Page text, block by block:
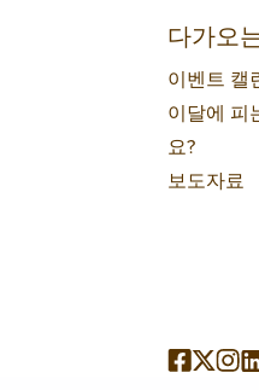
다가오
이벤트 캘
이달에 피
요?
보도자료